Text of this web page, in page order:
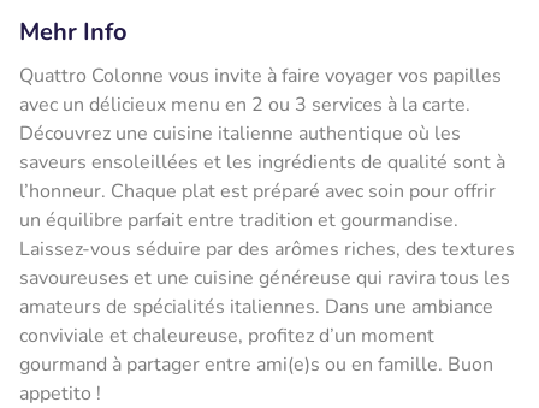
Mehr Info
Quattro Colonne vous invite à faire voyager vos papilles
avec un délicieux menu en 2 ou 3 services à la carte.
Découvrez une cuisine italienne authentique où les
saveurs ensoleillées et les ingrédients de qualité sont à
l’honneur. Chaque plat est préparé avec soin pour offrir
un équilibre parfait entre tradition et gourmandise.
Laissez-vous séduire par des arômes riches, des textures
savoureuses et une cuisine généreuse qui ravira tous les
amateurs de spécialités italiennes. Dans une ambiance
conviviale et chaleureuse, profitez d’un moment
gourmand à partager entre ami(e)s ou en famille. Buon
appetito !